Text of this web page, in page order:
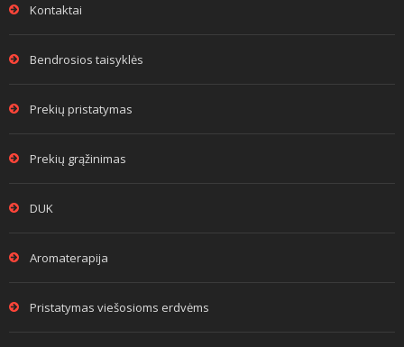
Kontaktai
Bendrosios taisyklės
Prekių pristatymas
Prekių grąžinimas
DUK
Aromaterapija
Pristatymas viešosioms erdvėms